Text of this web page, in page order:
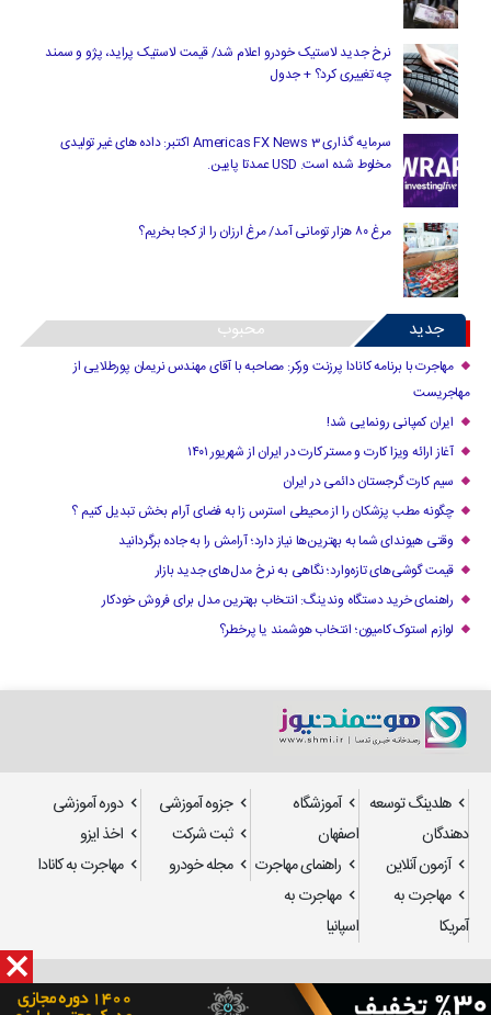
نرخ جدید لاستیک خودرو اعلام شد/ قیمت لاستیک پراید، پژو و سمند
چه تغییری کرد؟ + جدول
سرمایه گذاری Americas FX News 3 اکتبر: داده های غیر تولیدی
مخلوط شده است. USD عمدتا پایین.
مرغ ۸۰ هزار تومانی آمد/ مرغ ارزان را از کجا بخریم؟
جدید محبوب
مهاجرت با برنامه کانادا پرزنت ورکر: مصاحبه با آقای مهندس نریمان پورطلایی از
مهاجریست
ایران کمپانی رونمایی شد!
آغاز ارائه ویزا کارت و مستر کارت در ایران از شهریور ۱۴۰۱
سیم کارت گرجستان دائمی در ایران
چگونه مطب پزشکان را از محیطی استرس زا به فضای آرام بخش تبدیل کنیم ؟
وقتی هیوندای شما به بهترین‌ها نیاز دارد؛ آرامش را به جاده برگردانید
قیمت گوشی‌های تازه‌وارد؛ نگاهی به نرخ مدل‌های جدید بازار
راهنمای خرید دستگاه وندینگ: انتخاب بهترین مدل برای فروش خودکار
لوازم استوک کامیون؛ انتخاب هوشمند یا پرخطر؟
هلدینگ توسعه
دهندگان
آموزشگاه
اصفهان
جزوه آموزشی
دوره آموزشی
ثبت شرکت
اخذ ایزو
آزمون آنلاین
راهنمای مهاجرت مجله خودرو
مهاجرت به کانادا
مهاجرت به
آمریکا
مهاجرت به
اسپانیا